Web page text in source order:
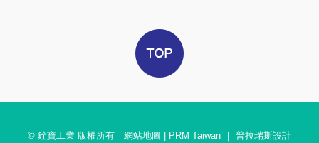
© 銓寶工業 版權所有 網站地圖 PRM Taiwan ｜ 普拉瑞斯設計